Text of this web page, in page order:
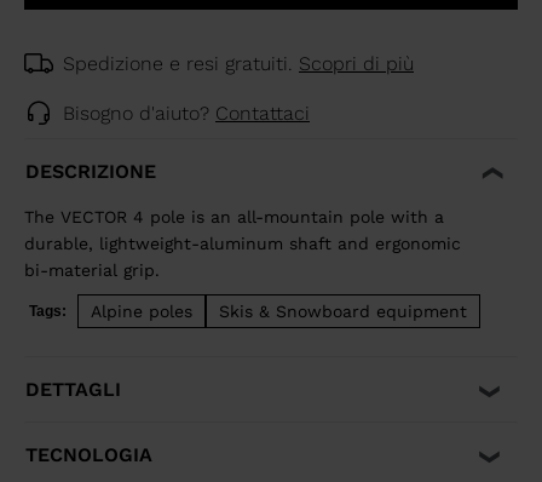
Spedizione e resi gratuiti. Scopri di più
Bisogno d'aiuto? Contattaci
DESCRIZIONE
The VECTOR 4 pole is an all-mountain pole with a
durable, lightweight-aluminum shaft and ergonomic
bi-material grip.
Tags: Alpine poles Skis & Snowboard equipment
DETTAGLI
TECNOLOGIA